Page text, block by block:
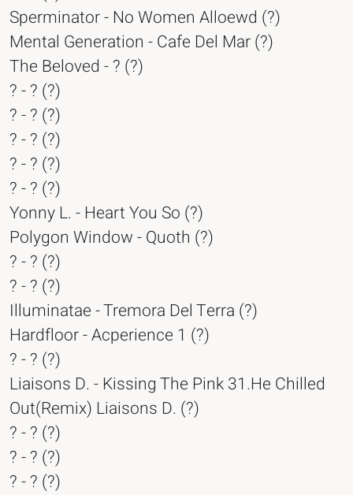
Sperminator - No Women Alloewd (?)
Mental Generation - Cafe Del Mar (?)
The Beloved - ? (?)
? - ? (?)
? - ? (?)
? - ? (?)
? - ? (?)
? - ? (?)
Yonny L. - Heart You So (?)
Polygon Window - Quoth (?)
? - ? (?)
? - ? (?)
Illuminatae - Tremora Del Terra (?)
Hardfloor - Acperience 1 (?)
? - ? (?)
Liaisons D. - Kissing The Pink 31.He Chilled
Out(Remix) Liaisons D. (?)
? - ? (?)
? - ? (?)
? - ? (?)